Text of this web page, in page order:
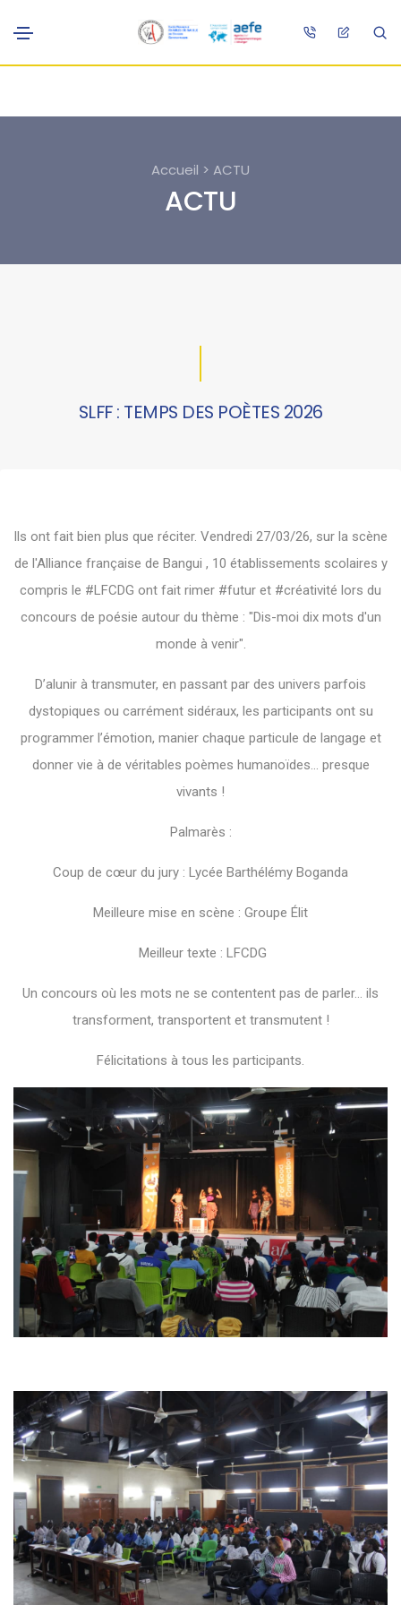
Accueil > ACTU
ACTU
SLFF : TEMPS DES POÈTES 2026
Ils ont fait bien plus que réciter. Vendredi 27/03/26, sur la scène
de l'Alliance française de Bangui , 10 établissements scolaires y
compris le #LFCDG ont fait rimer #futur et #créativité lors du
concours de poésie autour du thème : "Dis-moi dix mots d'un
monde à venir".
D’alunir à transmuter, en passant par des univers parfois
dystopiques ou carrément sidéraux, les participants ont su
programmer l’émotion, manier chaque particule de langage et
donner vie à de véritables poèmes humanoïdes… presque
vivants !
Palmarès :
Coup de cœur du jury : Lycée Barthélémy Boganda
Meilleure mise en scène : Groupe Élit
Meilleur texte : LFCDG
Un concours où les mots ne se contentent pas de parler… ils
transforment, transportent et transmutent !
Félicitations à tous les participants.